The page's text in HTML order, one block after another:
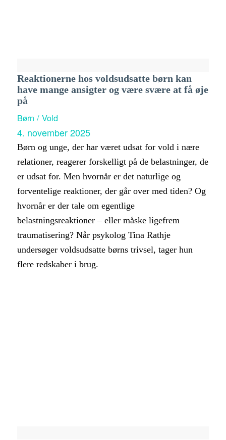
Reaktionerne hos voldsudsatte børn kan
have mange ansigter og være svære at få øje
på
Børn / Vold
4. november 2025
Børn og unge, der har været udsat for vold i nære
relationer, reagerer forskelligt på de belastninger, de
er udsat for. Men hvornår er det naturlige og
forventelige reaktioner, der går over med tiden? Og
hvornår er der tale om egentlige
belastningsreaktioner – eller måske ligefrem
traumatisering? Når psykolog Tina Rathje
undersøger voldsudsatte børns trivsel, tager hun
flere redskaber i brug.